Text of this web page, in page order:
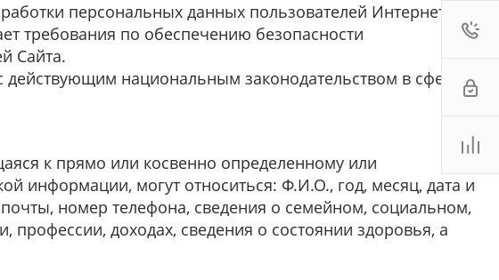
персональных данных пользователей Интернет-
требования по обеспечению безопасности
Сайта.
действующим национальным законодательством в сфере
к прямо или косвенно определенному или
информации, могут относиться: Ф.И.О., год, месяц, дата и
номер телефона, сведения о семейном, социальном,
доходах, сведения о состоянии здоровья, а